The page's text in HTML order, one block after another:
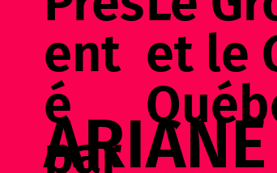
ent
é
par
et le